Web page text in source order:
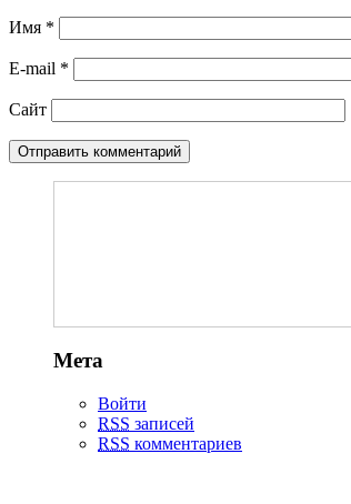
Имя *
E-mail *
Сайт
Мета
Войти
RSS записей
RSS комментариев